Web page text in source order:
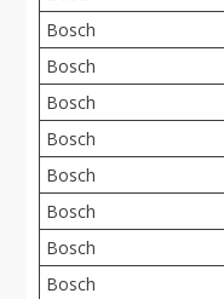
Bosch
Bosch
Bosch
Bosch
Bosch
Bosch
Bosch
Bosch